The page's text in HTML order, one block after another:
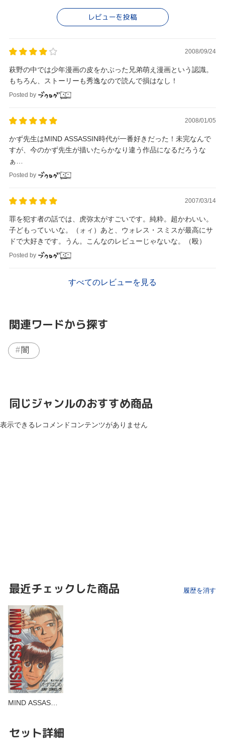
レビューを投稿
2008/09/24
萩野の中では少年漫画の皮をかぶった兄弟萌え漫画という認識。
もちろん、ストーリーも秀逸なので読んで損はなし！
Posted by
2008/01/05
かず先生はMIND ASSASSIN時代が一番好きだった！未完なんで
すが、今のかず先生が描いたらかなり違う作品になるだろうな
ぁ…
Posted by
2007/03/14
罪を犯す者の話では、虎弥太がすごいです。純粋。超かわいい。
子どもっていいな。（ォィ）あと、ウォレス・スミスが最高にサ
ドで大好きです。うん。こんなのレビューじゃないな。（殴）
Posted by
すべてのレビューを見る
関連ワードから探す
闇
同じジャンルのおすすめ商品
表示できるレコメンドコンテンツがありません
最近チェックした商品 履歴を消す
MIND ASSAS…
セット詳細